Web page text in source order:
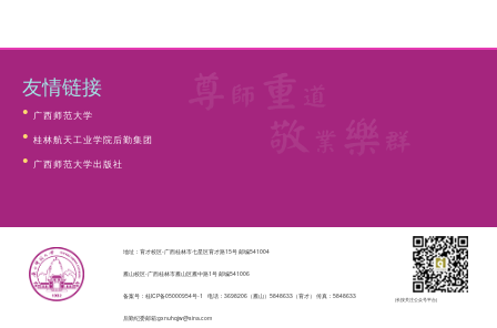
友情链接
广西师范大学
桂林航天工业学院后勤集团
广西师范大学出版社
地址：育才校区-广西桂林市七星区育才路15号 邮编541004
雁山校区-广西桂林市雁山区雁中路1号 邮编541006
备案号：桂ICP备05000954号-1 电话：3698206（雁山）5848633（育才） 传真：5848633
后勤纪委邮箱:gxnuhqjw@sina.com
(长按关注公众号平台)